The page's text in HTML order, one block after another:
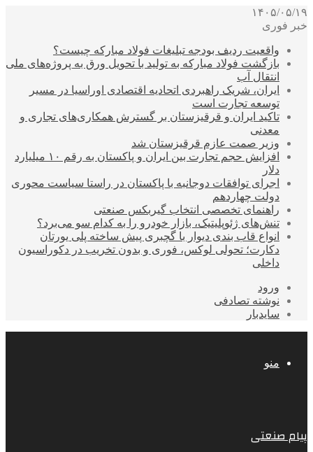
۱۴۰۵/۰۵/۱۹
خبر فوری
واقعیت ردیف بودجه تبلیغات فولاد مبارکه چیست؟
بازگشت فولاد مبارکه به تولید با تحویل ورق به پروژه‌های ملی
انتقال آب
ایران، شریک راهبردی اتحادیه اقتصادی اوراسیا در مسیر
توسعه تجارت است
تاکید ایران و قرقیزستان بر گسترش همکاری‌های تجاری و
معدنی
وزیر صمت عازم قرقیزستان شد
افزایش حجم تجارت بین ایران و پاکستان به رقم ۱۰ میلیارد
دلار
اجرای توافقات دوجانبه با پاکستان در راستا سیاست محوری
دولت چهاردهم
راهنمای تخصصی انتخاب گیربکس صنعتی
تنش‌های ژئوپلیتیک، بازار خودرو را به کدام سو می‌برد؟
انواع قاب بندی دیوار با گچبری پیش ساخته پلی یورتان
دکارت؛ تحولی لوکس، فوری و بدون تخریب در دکوراسیون
داخلی
ورود
نوشته تصادفی
سایدبار
منو
پیام صنعتی